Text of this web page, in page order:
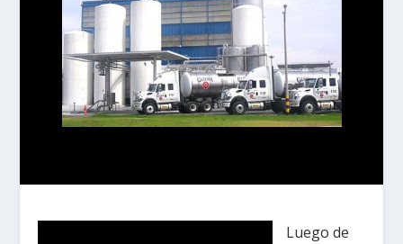
Luego de